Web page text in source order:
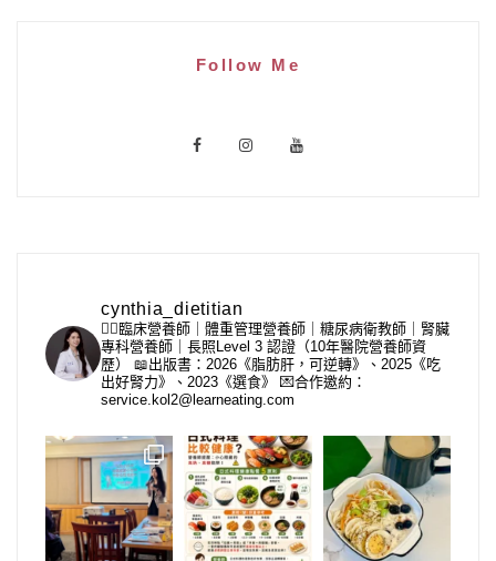
Follow Me
cynthia_dietitian
👩‍⚕️臨床營養師｜體重管理營養師｜糖尿病衛教師｜腎臟
專科營養師｜長照Level 3 認證（10年醫院營養師資
歷）
📖出版書：2026《脂肪肝，可逆轉》、2025《吃
出好腎力》、2023《選食》
💌合作邀約：
service.kol2@learneating.com